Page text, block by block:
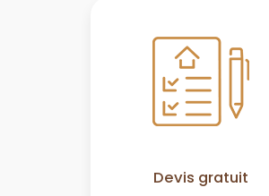
Devis gratuit